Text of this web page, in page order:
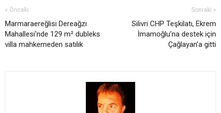
« Önceki
Marmaraereğlisi Dereağzı
Mahallesi'nde 129 m² dubleks
villa mahkemeden satılık
Sonraki »
Silivri CHP Teşkilatı, Ekrem
İmamoğlu’na destek için
Çağlayan’a gitti